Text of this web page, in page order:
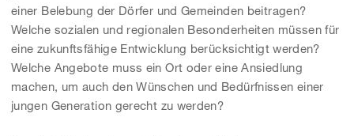
einer Belebung der Dörfer und Gemeinden beitragen?
Welche sozialen und regionalen Besonderheiten müssen für
eine zukunftsfähige Entwicklung berücksichtigt werden?
Welche Angebote muss ein Ort oder eine Ansiedlung
machen, um auch den Wünschen und Bedürfnissen einer
jungen Generation gerecht zu werden?